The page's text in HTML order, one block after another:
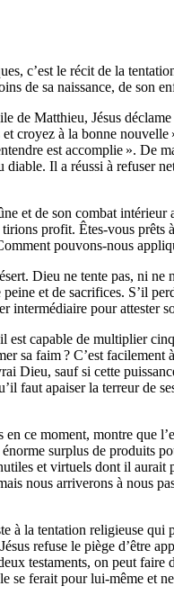
c’est le récit de la
de sa naissance, de son
de Matthieu, Jésus
croyez à la bonne
est accomplie ». De
diable. Il a réussi à refuser
et de son combat
profit. Êtes-vous
pouvons-nous
Dieu ne tente pas, ni
et de sacrifices. S’il
intermédiaire pour attester
est capable de multiplier
sa faim ? C’est
Dieu, sauf si cette
faut apaiser la terreur de
ce moment, montre que
surplus de produits
et virtuels dont il
nous arriverons à nous
à la tentation religieuse
refuse le piège d’être
testaments, on peut
se ferait pour lui-même et